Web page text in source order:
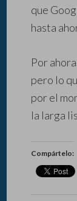
que
hasta
Por
pero lo
por el
la larga
Compártelo: